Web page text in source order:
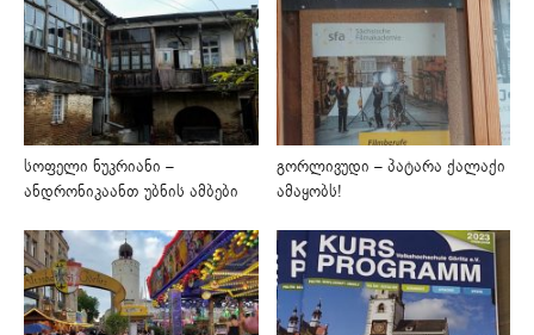
სოფელი ნუკრიანი –
ანდრონიკაანთ უბნის ამბები
გორლივუდი – პატარა ქალაქი
ამაყობს!